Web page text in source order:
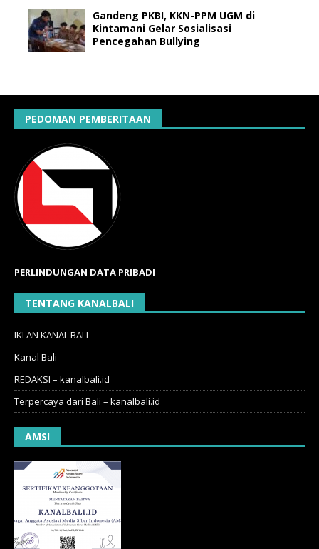
Gandeng PKBI, KKN-PPM UGM di
Kintamani Gelar Sosialisasi
Pencegahan Bullying
PEDOMAN PEMBERITAAN
PERLINDUNGAN DATA PRIBADI
TENTANG KANALBALI
IKLAN KANAL BALI
Kanal Bali
REDAKSI – kanalbali.id
Terpercaya dari Bali – kanalbali.id
AMSI